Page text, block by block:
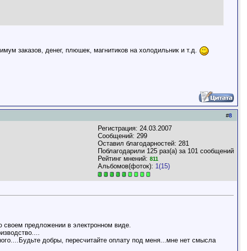
заказов, денег, плюшек, магнитиков на холодильник и т.д.
#8
Регистрация: 24.03.2007
Сообщений: 299
Оставил благодарностей: 281
Поблагодарили 125 раз(а) за 101 сообщений
Рейтинг мнений: 811
Альбомов(фоток): 1(15)
своем предложении в электронном виде.
добры, пересчитайте оплату под меня...мне нет смысла